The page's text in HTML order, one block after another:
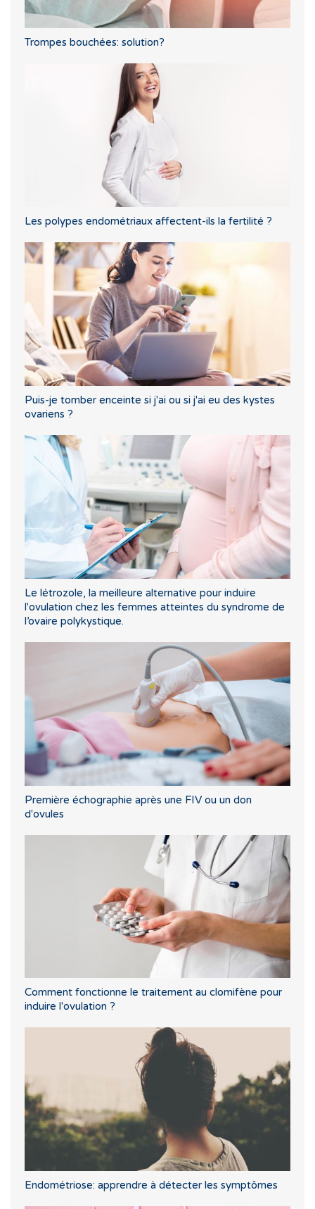
Trompes bouchées: solution?
Les polypes endométriaux affectent-ils la fertilité ?
Puis-je tomber enceinte si j'ai ou si j'ai eu des kystes
ovariens ?
Le létrozole, la meilleure alternative pour induire
l'ovulation chez les femmes atteintes du syndrome de
l’ovaire polykystique.
Première échographie après une FIV ou un don
d'ovules
Comment fonctionne le traitement au clomifène pour
induire l'ovulation ?
Endométriose: apprendre à détecter les symptômes